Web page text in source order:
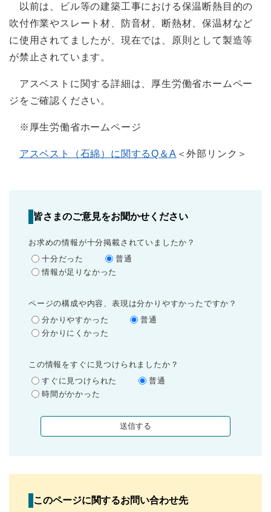
以前は、ビル等の建築工事における保温断熱目的の
吹付作業やスレート材、防音材、断熱材、保温材など
に使用されてましたが、現在では、原則として製造等
が禁止されています。
アスベストに関する詳細は、厚生労働省ホームペー
ジをご確認ください。
※厚生労働省ホームページ
アスベスト（石綿）に関するQ＆A ＜外部リンク＞
皆さまのご意見をお聞かせください
お求めの情報が十分掲載されていましたか？
十分だった
普通
情報が足りなかった
ページの構成や内容、表現は分かりやすかったですか？
分かりやすかった
普通
分かりにくかった
この情報をすぐに見つけられましたか？
すぐに見つけられた
普通
時間がかかった
このページに関するお問い合わせ先